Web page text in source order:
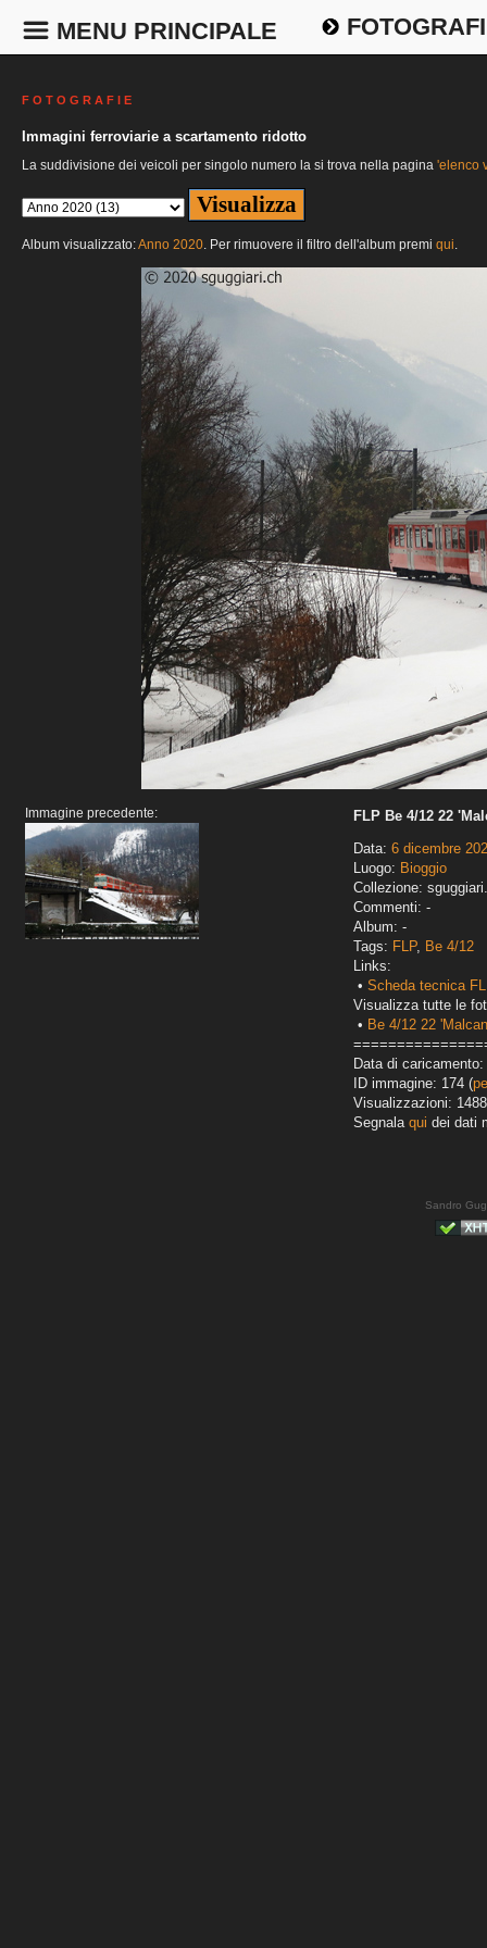
MENU PRINCIPALE
F O T O G R A F I E
Immagini ferroviarie a scartamento ridotto
La suddivisione dei veicoli per singolo numero la si trova nella pagina 'elenco
Album visualizzato:Anno 2020. Per rimuovere il filtro dell'album premi qui.
Immagine precedente:
FLP Be 4/12 22
Data: 6 dicembre
Luogo: Bioggio
Collezione:
Commenti: -
Album: -
Tags: FLP, Be 4/12
Links:
• Scheda tecnica
Visualizza tutte le
• Be 4/12 22
Data di
ID immagine: 174 (
Visualizzazioni: 1488
Segnala qui dei dati
Sandro